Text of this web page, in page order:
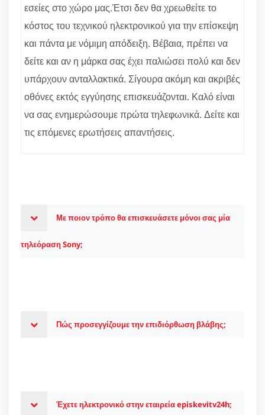
εσείες στο χώρο μας.Έτσι δεν θα χρεωθείτε το
κόστος του τεχνικού ηλεκτρονικού για την επίσκεψη
και πάντα με νόμιμη απόδειξη. Βέβαια, πρέπει να
δείτε και αν η μάρκα σας έχει παλιώσει πολύ και δεν
υπάρχουν ανταλλακτικά. Σίγουρα ακόμη και ακριβές
οθόνες εκτός εγγύησης επισκευάζονται. Καλό είναι
να σας ενημερώσουμε πρώτα τηλεφωνικά. Δείτε και
τις επόμενες ερωτήσεις απαντήσεις.
Με ποιον τρόπο θα επισκευάσετε μόνοι σας μία
τηλεόραση Sony;
Πώς προσεγγίζουμε την επιδιόρθωση βλάβης;
Έχετε ηλεκτρονικό στην εταιρεία episkevitv24h;